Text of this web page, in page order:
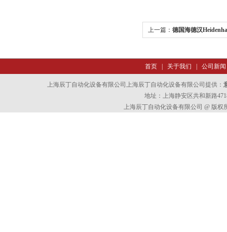
上一篇： 德国海德汉
首页| 关于我们 公司新闻
上海辰丁自动化设备有限公司上海辰丁自动化设备有限公司提供：
地址：上海静安区共和新路
上海辰丁自动化设备有限公司 @ 版权